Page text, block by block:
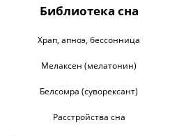
Библиотека сна
Храп, апноэ, бессонница
Мелаксен (мелатонин)
Белсомра (суворексант)
Расстройства сна